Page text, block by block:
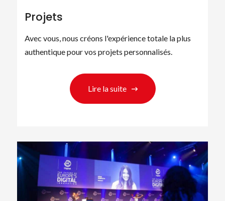
Projets
Avec vous, nous créons l'expérience totale la plus
authentique pour vos projets personnalisés.
Lire la suite